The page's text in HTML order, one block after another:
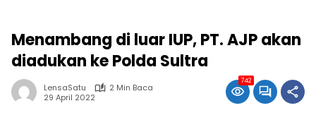
Menambang di luar IUP, PT. AJP akan
diadukan ke Polda Sultra
LensaSatu
2 Min Baca
29 April 2022
742